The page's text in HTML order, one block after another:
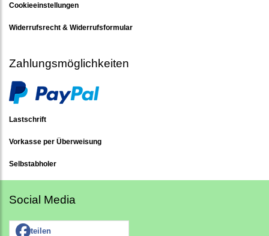
Cookieeinstellungen
Widerrufsrecht & Widerrufsformular
Zahlungsmöglichkeiten
Lastschrift
Vorkasse per Überweisung
Selbstabholer
Social Media
teilen